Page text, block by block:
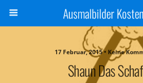
Ausmalbilder
17 Februar, 2015 • Keine
Shaun Das